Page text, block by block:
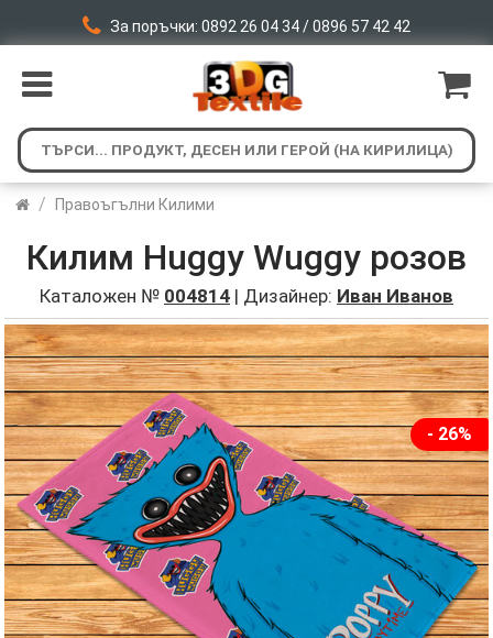
За поръчки: 0892 26 04 34 / 0896 57 42 42
/ Правоъгълни Килими
Килим Huggy Wuggy розов
Каталожен № 004814 | Дизайнер: Иван Иванов
- 26%